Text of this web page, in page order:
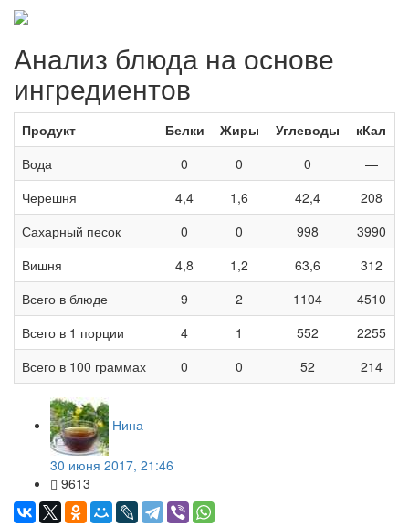
Анализ блюда на основе
ингредиентов
Продукт Белки Жиры Углеводы
кКал
Вода
0 0 0
—
Черешня
4,4 1,6 42,4
208
Сахарный песок
0 0 998
3990
Вишня
4,8 1,2 63,6
312
Всего в блюде
9 2 1104
4510
Всего в 1 порции
4 1 552
2255
Всего в 100 граммах
0 0 52 214
Нина
30 июня 2017, 21:46
9613